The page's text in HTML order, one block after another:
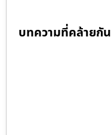
บทความที่คล้ายกัน